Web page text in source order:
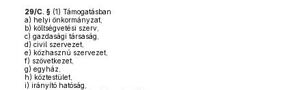
29/C. § (1) Támogatásban
a) helyi önkormányzat,
b) költségvetési szerv,
c) gazdasági társaság,
d) civil szervezet,
e) közhasznú szervezet,
f) szövetkezet,
g) egyház,
h) köztestület,
i) irányító hatóság,